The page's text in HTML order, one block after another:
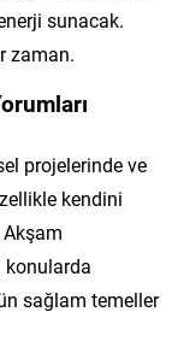
sunacak.
zaman.
projelerinde ve
kendini
konularda
sağlam temeller